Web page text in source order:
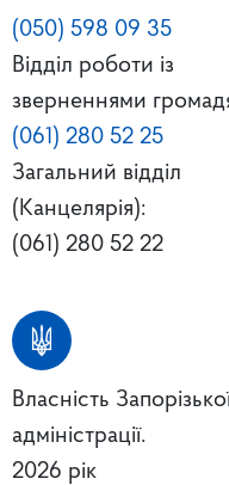
(050) 598 09 35
Відділ роботи із
зверненнями
(061) 280 52 25
Загальний відділ
(Канцелярія):
(061) 280 52 22
Власність
адміністрації.
2026 рік